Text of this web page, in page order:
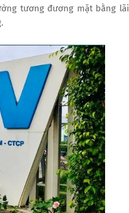
tương đương mặt bằng lãi